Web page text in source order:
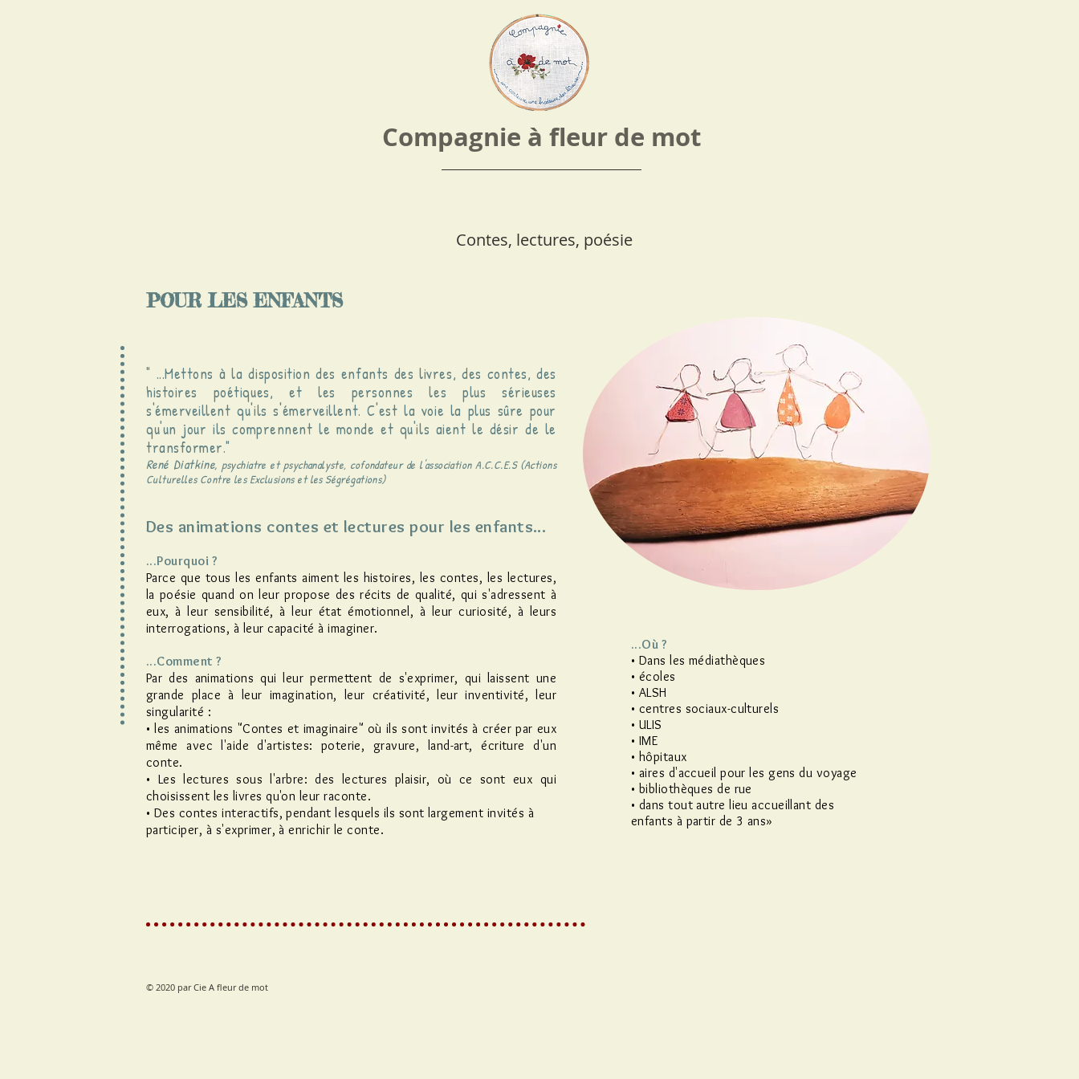
Compagnie à fleur de mot
Contes, lectures, poésie
POUR LES ENFANTS
" ...Mettons à la disposition des enfants des livres, des contes, des
histoires poétiques, et les personnes les plus sérieuses
s'émerveillent qu'ils s'émerveillent. C'est la voie la plus sûre pour
qu'un jour ils comprennent le monde et qu'ils aient le désir de le
transformer."
René Diatkine, psychiatre et psychanalyste, cofondateur de l'association A.C.C.E.S (Actions
Culturelles Contre les Exclusions et les Ségrégations)
Des animations contes et lectures pour les enfants...
...Pourquoi ?
Parce que tous les enfants aiment les histoires, les contes, les lectures,
la poésie quand on leur propose des récits de qualité, qui s'adressent à
eux, à leur sensibilité, à leur état émotionnel, à leur curiosité, à leurs
interrogations, à leur capacité à imaginer.
...Comment ?
Par des animations qui leur permettent de s'exprimer, qui laissent une
grande place à leur imagination, leur créativité, leur inventivité, leur
singularité :
• les animations "Contes et imaginaire" où ils sont invités à créer par eux
même avec l'aide d'artistes: poterie, gravure, land-art, écriture d'un
conte.
• Les lectures sous l'arbre: des lectures plaisir, où ce sont eux qui
choisissent les livres qu'on leur raconte.
• Des contes interactifs, pendant lesquels ils sont largement invités à
participer, à s'exprimer, à enrichir le conte.
...Où ?
• Dans les médiathèques
• écoles
• ALSH
• centres sociaux-culturels
• ULIS
• IME
• hôpitaux
• aires d'accueil pour les gens du voyage
• bibliothèques de rue
• dans tout autre lieu accueillant des
enfants à partir de 3 ans»
© 2020 par Cie A fleur de mot